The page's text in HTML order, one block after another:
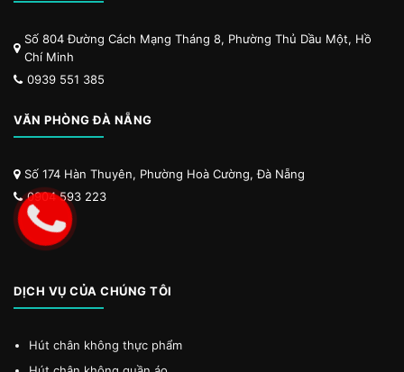
Số 804 Đường Cách Mạng Tháng 8, Phường Thủ Dầu Một, Hồ
Chí Minh
0939 551 385
VĂN PHÒNG ĐÀ NẴNG
Số 174 Hàn Thuyên, Phường Hoà Cường, Đà Nẵng
0904 593 223
DỊCH VỤ CỦA CHÚNG TÔI
Hút chân không thực phẩm